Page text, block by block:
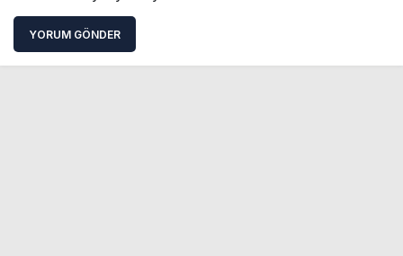
YORUM GÖNDER